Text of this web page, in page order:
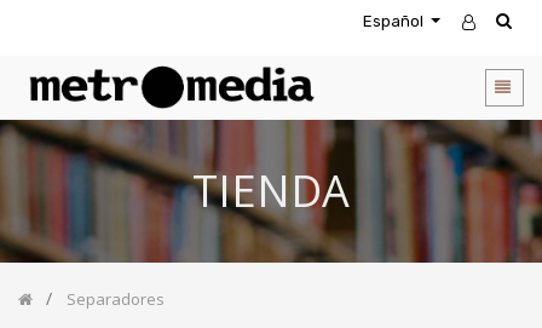
Español
TIENDA
Separadores
PRODUCTOS
productos
Novedades
Agendas
Accesorios